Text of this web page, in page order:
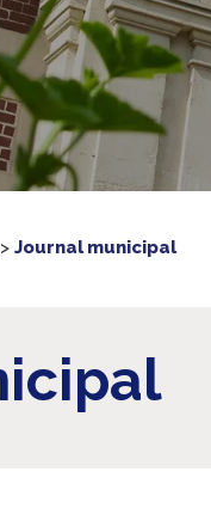
> Journal municipal